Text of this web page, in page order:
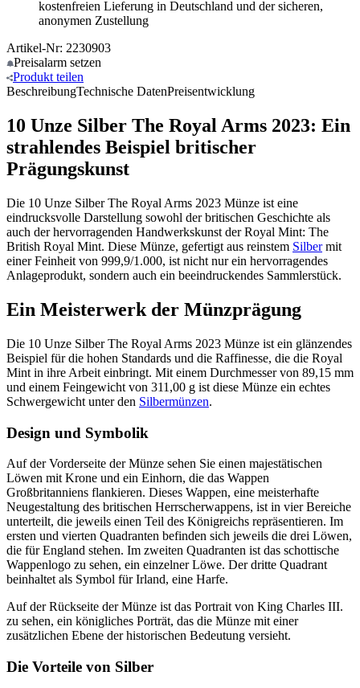
kostenfreien Lieferung in Deutschland und der sicheren,
anonymen Zustellung
Artikel-Nr: 2230903
Preisalarm setzen
Produkt teilen
BeschreibungTechnische DatenPreisentwicklung
10 Unze Silber The Royal Arms 2023: Ein
strahlendes Beispiel britischer
Prägungskunst
Die 10 Unze Silber The Royal Arms 2023 Münze ist eine
eindrucksvolle Darstellung sowohl der britischen Geschichte als
auch der hervorragenden Handwerkskunst der Royal Mint: The
British Royal Mint. Diese Münze, gefertigt aus reinstem Silbermit
einer Feinheit von 999,9/1.000, ist nicht nur ein hervorragendes
Anlageprodukt, sondern auch ein beeindruckendes Sammlerstück.
Ein Meisterwerk der Münzprägung
Die 10 Unze Silber The Royal Arms 2023 Münze ist ein glänzendes
Beispiel für die hohen Standards und die Raffinesse, die die Royal
Mint in ihre Arbeit einbringt. Mit einem Durchmesser von 89,15 mm
und einem Feingewicht von 311,00 g ist diese Münze ein echtes
Schwergewicht unter den Silbermünzen.
Design und Symbolik
Auf der Vorderseite der Münze sehen Sie einen majestätischen
Löwen mit Krone und ein Einhorn, die das Wappen
Großbritanniens flankieren. Dieses Wappen, eine meisterhafte
Neugestaltung des britischen Herrscherwappens, ist in vier Bereiche
unterteilt, die jeweils einen Teil des Königreichs repräsentieren. Im
ersten und vierten Quadranten befinden sich jeweils die drei Löwen,
die für England stehen. Im zweiten Quadranten ist das schottische
Wappenlogo zu sehen, ein einzelner Löwe. Der dritte Quadrant
beinhaltet als Symbol für Irland, eine Harfe.
Auf der Rückseite der Münze ist das Portrait von King Charles III.
zu sehen, ein königliches Porträt, das die Münze mit einer
zusätzlichen Ebene der historischen Bedeutung versieht.
Die Vorteile von Silber